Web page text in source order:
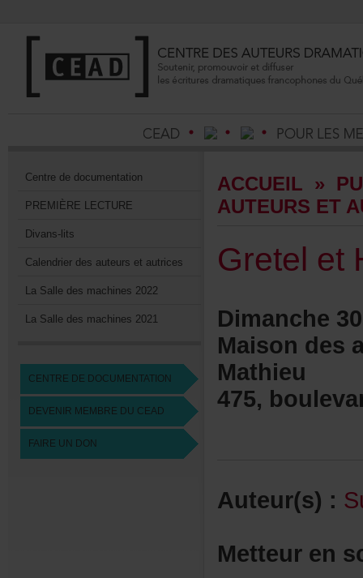
Centrededocumentation
PREMIÈRELECTURE
Divans-lits
Calendrierdesauteursetautrices
LaSalledesmachines2022
LaSalledesmachines2021
CENTREDEDOCUMENTATION
DEVENIRMEMBREDUCEAD
FAIREUNDON
ACCUEIL »
Mathieu
Auteur(s):